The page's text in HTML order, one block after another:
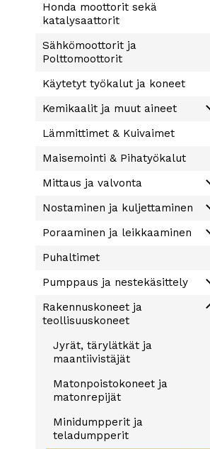
Betoniasemat
asfalttijyrsimet
lattiahiomakoneet ja muut
Honda moottorit sekä
katalysaattorit
Sähkömoottorit ja
Polttomoottorit
Käytetyt työkalut ja koneet
Kemikaalit ja muut aineet
Pölynsidonta-aineet ja muut
Lämmittimet & Kuivaimet
Maisemointi & Pihatyökalut
Mittaus ja valvonta
Laserlevittimet
Mittalaitteet, plaano- ja
Nostaminen ja kuljettaminen
Alipaine­nostimet, jassikat ja
Varastokontit ja materiaalien
Poraaminen ja leikkaaminen
Kiviporat ja betoniporat
Kivisahat, betonisahat ja
Piikkauskoneet ja paineilma­
Timanttilaikat & timantti­
Puhaltimet
Pumppaus ja nestekäsittely
Pölynhallinta ja vedenhallinta
Laasti­pumput ja Rappaus­
Rakennuskoneet ja
teollisuuskoneet
Jyrät, tärylätkät ja
maantiivistäjät
Matonpoisto­koneet ja
matonrepijät
Minidumpperit ja
teladumpperit